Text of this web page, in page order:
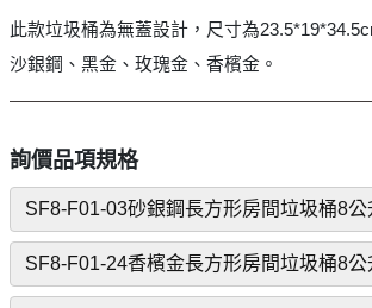
此款垃圾桶為無蓋設計，尺寸為
沙銀鋼、黑金、玫瑰金、香檳金。
詢價品項規格
SF8-F01-03砂銀鋼長方形房間垃圾桶8公
SF8-F01-24香檳金長方形房間垃圾桶8公